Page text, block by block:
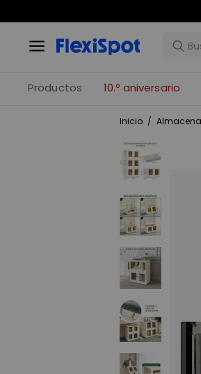
Productos 10.º aniversario
Inicio /